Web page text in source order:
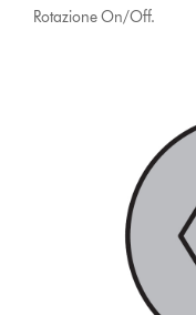
Rotazione On/Off.